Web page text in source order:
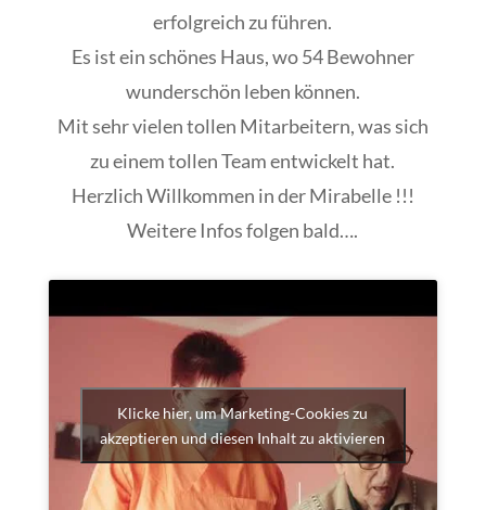
erfolgreich zu führen.
Es ist ein schönes Haus, wo 54 Bewohner
wunderschön leben können.
Mit sehr vielen tollen Mitarbeitern, was sich
zu einem tollen Team entwickelt hat.
Herzlich Willkommen in der Mirabelle !!!
Weitere Infos folgen bald….
Klicke hier, um Marketing-Cookies zu
akzeptieren und diesen Inhalt zu aktivieren